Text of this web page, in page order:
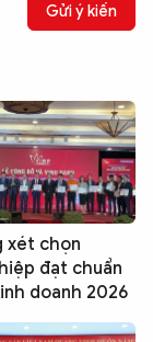
Gửi ý kiến
xét chọn
đạt chuẩn
doanh 2026